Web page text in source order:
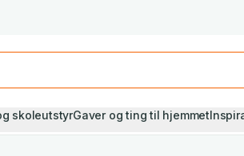
skoleutstyrGaver og ting til hjemmet